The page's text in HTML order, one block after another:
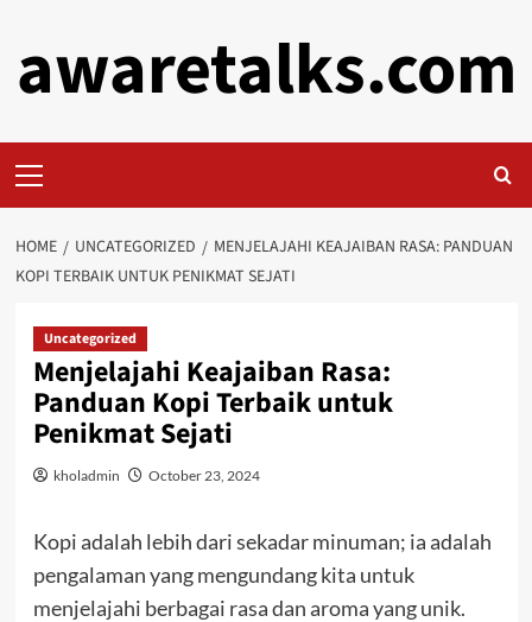
content
awaretalks.com
Menu
HOME UNCATEGORIZED
MENJELAJAHI KEAJAIBAN RASA: PANDUAN
KOPI TERBAIK UNTUK PENIKMAT SEJATI
Uncategorized
Menjelajahi Keajaiban Rasa:
Panduan Kopi Terbaik untuk
Penikmat Sejati
kholadmin October 23, 2024
Kopi adalah lebih dari sekadar minuman; ia adalah
pengalaman yang mengundang kita untuk
menjelajahi berbagai rasa dan aroma yang unik.